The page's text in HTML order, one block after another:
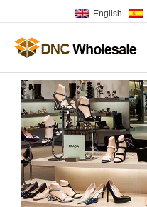
al
contenido
English